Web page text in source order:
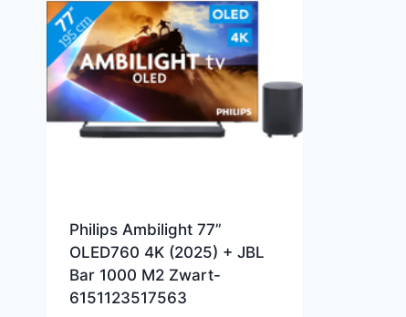
Philips Ambilight 77”
OLED760 4K (2025) + JBL
Bar 1000 M2 Zwart-
6151123517563